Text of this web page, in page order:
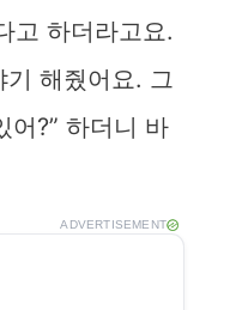
고 하더라고요.
해줬어요. 그
어?” 하더니 바
ADVERTISEMENT